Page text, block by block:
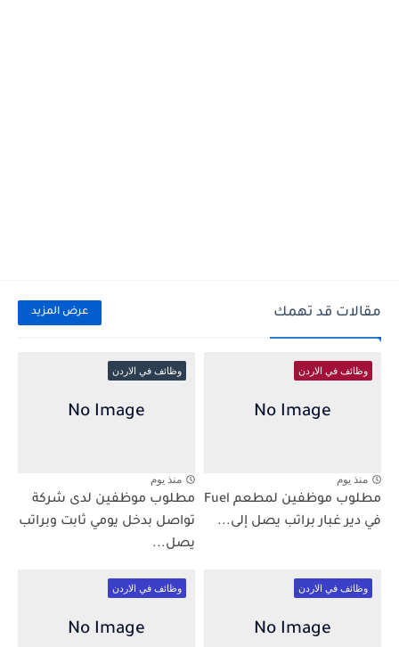
مقالات قد تهمك عرض المزيد
وظائف في الاردن
منذ يوم
مطلوب موظفين لمطعم Fuel
في دير غبار براتب يصل إلى...
وظائف في الاردن
منذ يوم
مطلوب موظفين لدى شركة
تواصل بدخل يومي ثابت وبراتب
يصل...
وظائف في الاردن وظائف في الاردن